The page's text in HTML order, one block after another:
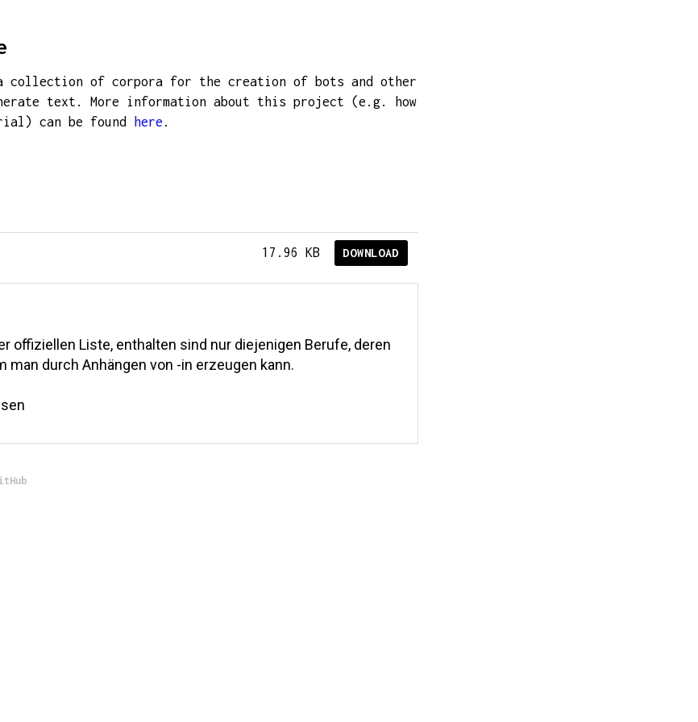
collection of corpora for the creation of bots and other
text. More information about this project (e.g. how
can be found
here .
17.96 KB DOWNLOAD
offiziellen Liste, enthalten sind nur diejenigen Berufe, deren
man durch Anhängen von -in erzeugen kann.